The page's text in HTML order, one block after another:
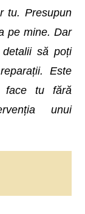
tu. Presupun
pe mine. Dar
să poți
Este
face tu fără
unui